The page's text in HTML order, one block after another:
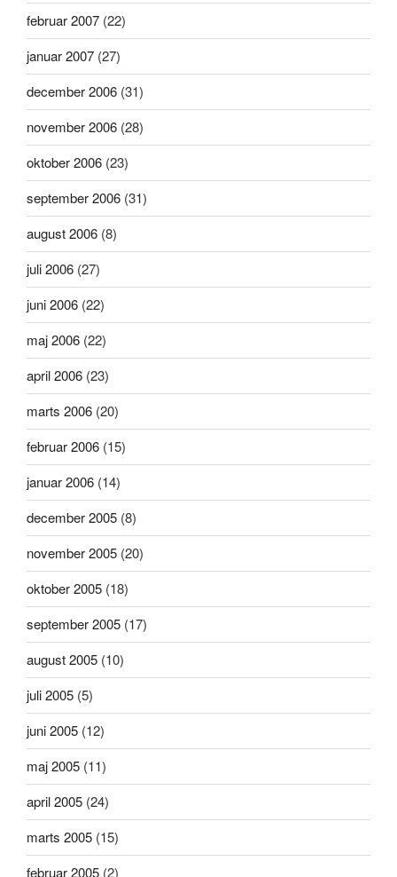
februar 2007 (22)
januar 2007 (27)
december 2006 (31)
november 2006 (28)
oktober 2006 (23)
september 2006 (31)
august 2006 (8)
juli 2006 (27)
juni 2006 (22)
maj 2006 (22)
april 2006 (23)
marts 2006 (20)
februar 2006 (15)
januar 2006 (14)
december 2005 (8)
november 2005 (20)
oktober 2005 (18)
september 2005 (17)
august 2005 (10)
juli 2005 (5)
juni 2005 (12)
maj 2005 (11)
april 2005 (24)
marts 2005 (15)
februar 2005 (2)